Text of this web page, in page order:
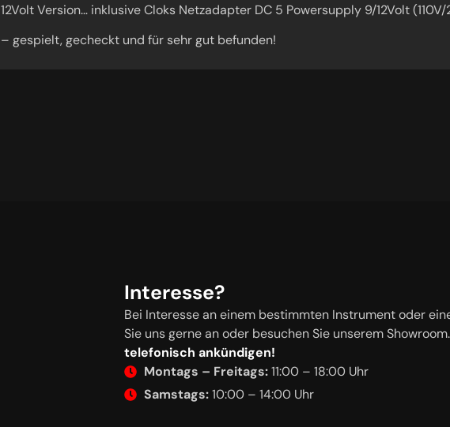
12Volt Version… inklusive Cloks Netzadapter DC 5 Powersupply 9/12Volt
– gespielt, gecheckt und für sehr gut befunden!
Interesse?
Bei Interesse an einem bestimmten Instrument oder
Sie uns gerne an oder besuchen Sie unserem Showroom.
telefonisch ankündigen!
Montags – Freitags:11:00 – 18:00 Uhr
Samstags:10:00 – 14:00 Uhr